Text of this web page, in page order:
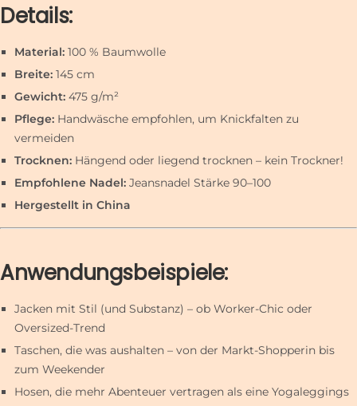
Details:
Material:100 % Baumwolle
Breite:145 cm
Gewicht:475 g/m²
Pflege:Handwäsche empfohlen, um Knickfalten zu
vermeiden
Trocknen:Hängend oder liegend trocknen – kein Trockner!
Empfohlene Nadel:Jeansnadel Stärke 90–100
Hergestellt in China
Anwendungsbeispiele:
Jacken mit Stil (und Substanz) – ob Worker-Chic oder
Oversized-Trend
Taschen, die was aushalten – von der Markt-Shopperin bis
zum Weekender
Hosen, die mehr Abenteuer vertragen als eine Yogaleggings